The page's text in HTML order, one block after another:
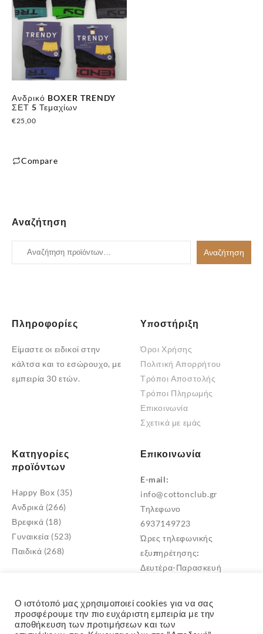
Ανδρικό BOXER TRENDY
ΣΕΤ 5 Τεμαχίων
€25,00
Compare
έχει
παραλλαγές.
Οι
επιλεγούν
σελίδα
του
προϊόντος
Αναζήτηση
Αναζήτηση
για:
Αναζήτηση
Πληροφορίες
Είμαστε οι ειδικοί στην
κάλτσα και το εσώρουχο, με
εμπειρία 30 ετών.
Υποστήριξη
Όροι Χρήσης
Πολιτική Απορρήτου
Τρόποι Αποστολής
Τρόποι Πληρωμής
Επικοινωνία
Σχετικά με εμάς
Κατηγορίες
προϊόντων
Happy Box (35)
Ανδρικά (266)
Βρεφικά (18)
Γυναικεία (523)
Παιδικά (268)
Επικοινωνία
E-mail:
info@cottonclub.gr
Τηλεφωνο
6937149723
Ώρες τηλεφωνικής
εξυπηρέτησης:
Δευτέρα-Παρασκευή
Μεταμόρφωση Αττικής
TK: 14452
Ο ιστότοπό μας χρησιμοποιεί cookies για να σας
προσφέρουμε την πιο ευχάριστη εμπειρία με την
αποθήκευση των προτιμήσεων και των